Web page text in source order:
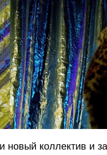
коллектив и